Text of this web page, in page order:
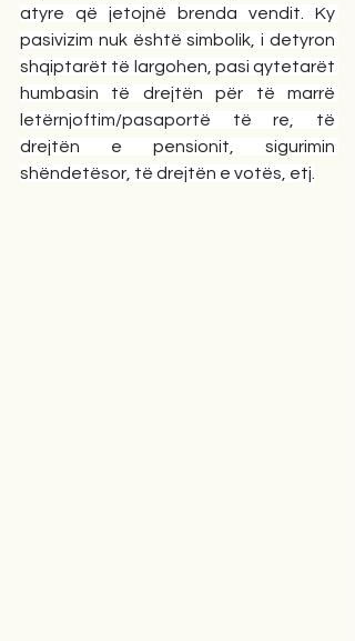
atyre që jetojnë brenda vendit. Ky
pasivizim nuk është simbolik, i detyron
shqiptarët të largohen, pasi qytetarët
humbasin të drejtën për të marrë
letërnjoftim/pasaportë të re, të
drejtën e pensionit, sigurimin
shëndetësor, të drejtën e votës, etj.